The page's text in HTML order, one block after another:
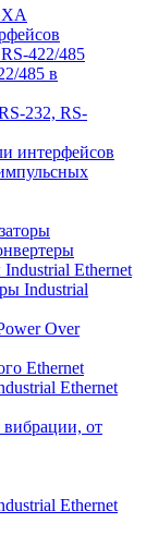
422/485
485 в
232, RS-
интерфейсов
Ethernet
Industrial
Over
Ethernet
Ethernet
от
Ethernet